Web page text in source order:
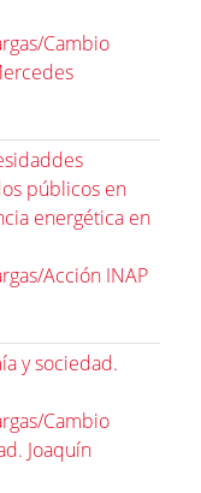
Cambio
públicos en
energética en
Acción INAP
y sociedad.
Cambio
Joaquín